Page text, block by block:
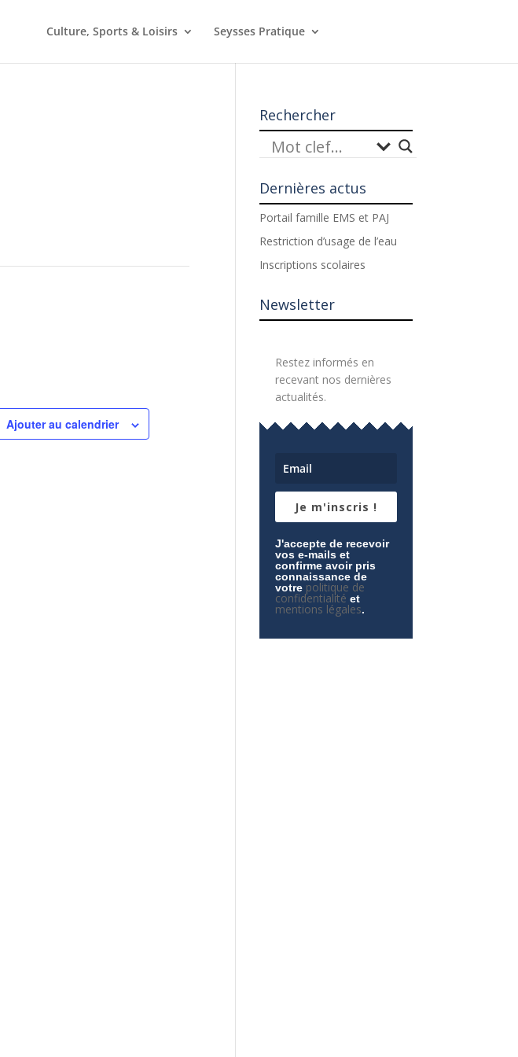
Culture, Sports & Loisirs Seysses Pratique
Ajouter au calendrier
Rechercher
Dernières actus
Portail famille EMS et PAJ
Restriction d’usage de l’eau
Inscriptions scolaires
Newsletter
Restez informés en
recevant nos dernières
actualités.
Je m'inscris !
J'accepte de recevoir
vos e-mails et
confirme avoir pris
connaissance de
votre politique de
confidentialité et
mentions légales.